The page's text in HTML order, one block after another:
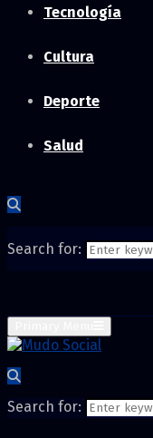
Tecnología
Cultura
Deporte
Salud
Search for:
Search for: